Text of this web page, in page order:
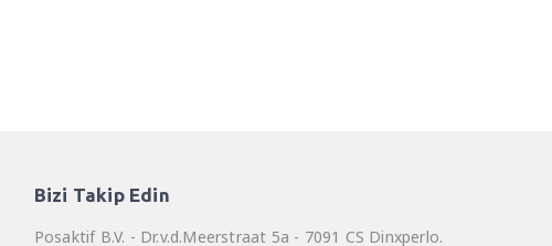
Bizi Takip Edin
Posaktif B.V. - Dr.v.d.Meerstraat 5a - 7091 CS Dinxperlo.